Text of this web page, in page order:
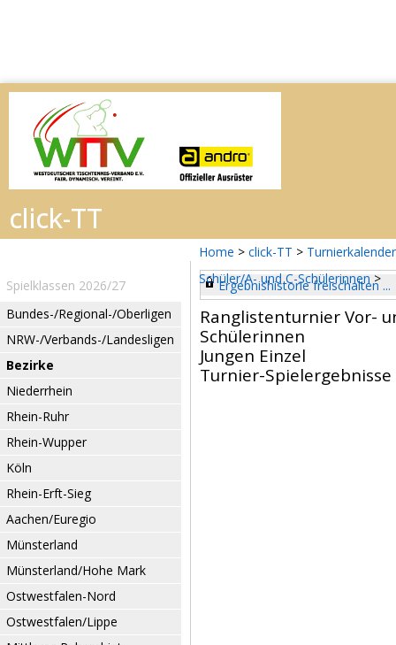
Home > click-TT > Turnierkalender
Schüler/A- und C-Schülerinnen >
Spielklassen 2026/27
Bundes-/Regional-/Oberligen
NRW-/Verbands-/Landesligen
Bezirke
Niederrhein
Rhein-Ruhr
Rhein-Wupper
Köln
Rhein-Erft-Sieg
Aachen/Euregio
Münsterland
Münsterland/Hohe Mark
Ostwestfalen-Nord
Ostwestfalen/Lippe
Ergebnishistorie freischalten ...
Ranglistenturnier Vor-
Schülerinnen
Jungen Einzel
Turnier-Spielergebnisse